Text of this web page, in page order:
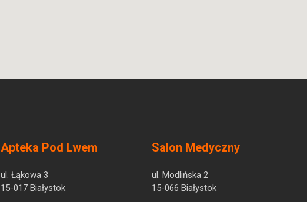
Apteka Pod Lwem
ul. Łąkowa 3
15-017 Białystok
Salon Medyczny
ul. Modlińska 2
15-066 Białystok